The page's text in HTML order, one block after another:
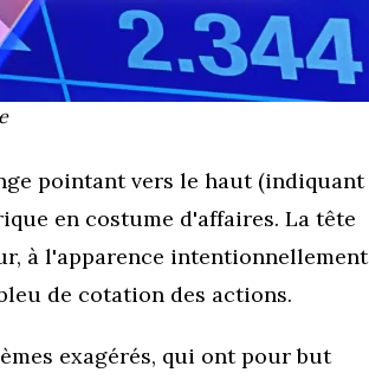
pointant vers le haut (indiquant
en costume d'affaires. La tête
à l'apparence intentionnellement
de cotation des actions.
exagérés, qui ont pour but